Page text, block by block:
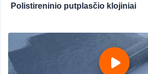
Polistireninio putplasčio klojiniai